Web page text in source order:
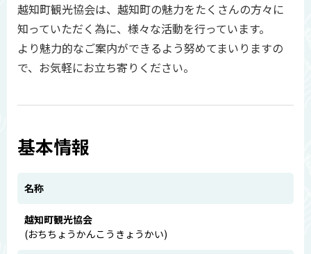
越知町観光協会は、越知町の魅力をたくさんの方々に
知っていただく為に、様々な活動を行っています。
より魅力的なご案内ができるよう努めてまいりますの
で、お気軽にお立ち寄りください。
基本情報
名称
越知町観光協会
(おちちょうかんこうきょうかい)